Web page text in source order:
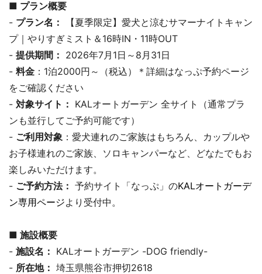
■ プラン概要
- プラン名：
【夏季限定】愛犬と涼むサマーナイトキャン
プ｜やりすぎミスト＆16時IN・11時OUT
- 提供期間： 2026年7月1日～8月31日
- 料金 ：1泊2000円～（税込）＊詳細はなっぷ予約ページ
をご確認ください
- 対象サイト： KALオートガーデン 全サイト（通常プラ
ンも並行してご予約可能です）
- ご利用対象 ：愛犬連れのご家族はもちろん、カップルや
お子様連れのご家族、ソロキャンパーなど、どなたでもお
楽しみいただけます。
- ご予約方法： 予約サイト「なっぷ」のKALオートガーデ
ン専用ページより受付中。
■ 施設概要
- 施設名： KALオートガーデン -DOG friendly-
- 所在地： 埼玉県熊谷市押切2618